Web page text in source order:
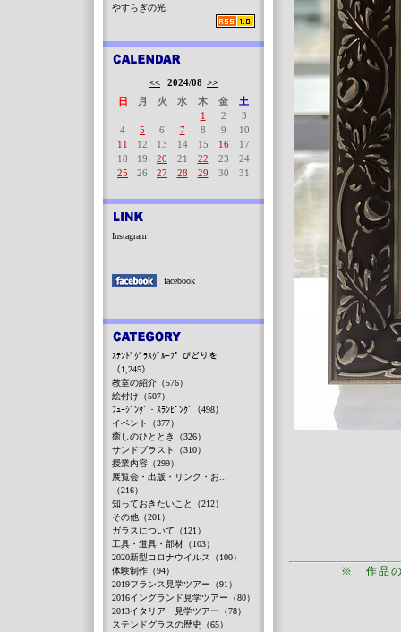
※ 作品の
やすらぎの光
<< 2024/08 >>
日
月 火 水 木 金
土
1
2
3
4
5 6 7 8 9
10
11
12 13 14 15 16
17
18
19 20 21 22 23
24
25
26 27 28 29 30 31
Instagram
facebook
ｽﾃﾝﾄﾞｸﾞﾗｽｸﾞﾙｰﾌﾟ びどりを
（1,245）
教室の紹介（576）
絵付け（507）
ﾌｭｰｼﾞﾝｸﾞ・ｽﾗﾝﾋﾟﾝｸﾞ（498）
イベント（377）
癒しのひととき（326）
サンドブラスト（310）
授業内容（299）
展覧会・出版・リンク・お...
（216）
知っておきたいこと（212）
その他（201）
ガラスについて（121）
工具・道具・部材（103）
2020新型コロナウイルス（100）
体験制作（94）
2019フランス見学ツアー（91）
2016イングランド見学ツアー（80）
2013イタリア 見学ツアー（78）
ステンドグラスの歴史（65）